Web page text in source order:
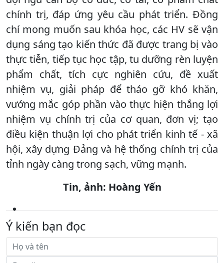
chính trị, đáp ứng yêu cầu phát triển. Đồng
chí mong muốn sau khóa học, các HV sẽ vận
dụng sáng tạo kiến thức đã được trang bị vào
thực tiễn, tiếp tục học tập, tu dưỡng rèn luyện
phẩm chất, tích cực nghiên cứu, đề xuất
nhiệm vụ, giải pháp để tháo gỡ khó khăn,
vướng mắc góp phần vào thực hiện thắng lợi
nhiệm vụ chính trị của cơ quan, đơn vị; tạo
điều kiện thuận lợi cho phát triển kinh tế - xã
hội, xây dựng Đảng và hệ thống chính trị của
tỉnh ngày càng trong sạch, vững mạnh.
Tin, ảnh: Hoàng Yến
Ý kiến bạn đọc